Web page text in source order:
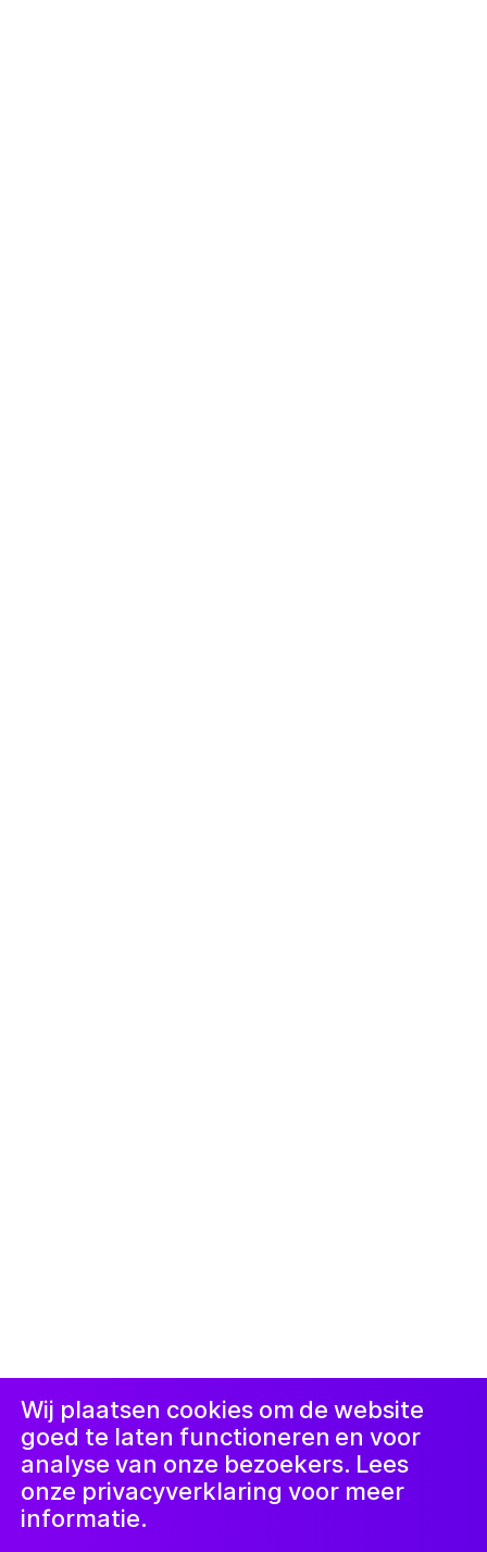
Wij plaatsen cookies om de website
goed te laten functioneren en voor
analyse van onze bezoekers. Lees
onze privacyverklaring voor meer
informatie.
Proclaimer Instagram
Facebook
LinkedIn
Nieuwsbrief